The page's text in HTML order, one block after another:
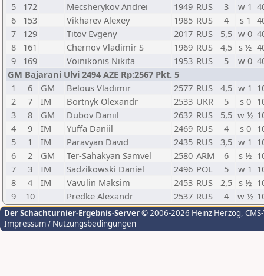
5
172 Mecsherykov Andrei 1949 RUS 3 w 1
6
153 Vikharev Alexey 1985 RUS 4 s 1
7
129 Titov Evgeny 2017 RUS 5,5 w 0
8
161 Chernov Vladimir S 1969 RUS 4,5 s ½
9
169 Voinikonis Nikita 1953 RUS 5 w 0
GM Bajarani Ulvi 2494 AZE Rp:2567 Pkt. 5
1
6 GM Belous Vladimir 2577 RUS 4,5 w 1
2
7 IM Bortnyk Olexandr 2533 UKR 5 s 0
3
8 GM Dubov Daniil 2632 RUS 5,5 w ½
4
9 IM Yuffa Daniil 2469 RUS 4 s 0
5
1 IM Paravyan David 2435 RUS 3,5 w 1
6
2 GM Ter-Sahakyan Samvel 2580 ARM 6 s ½
7
3 IM Sadzikowski Daniel 2496 POL 5 w 1
8
4 IM Vavulin Maksim 2453 RUS 2,5 s ½
9
10 Predke Alexandr 2537 RUS 4 w ½
Der Schachturnier-Ergebnis-Server© 2006-2026 Heinz Herzog,
Impressum / Nutzungsbedingungen